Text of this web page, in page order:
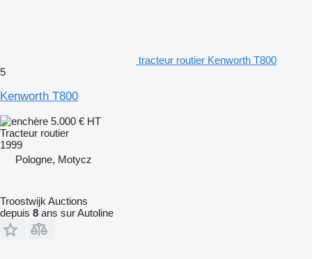
tracteur routier Kenworth T800
5
Kenworth T800
5.000 € HT
Tracteur routier
1999
Pologne, Motycz
Troostwijk Auctions
depuis 8 ans sur Autoline